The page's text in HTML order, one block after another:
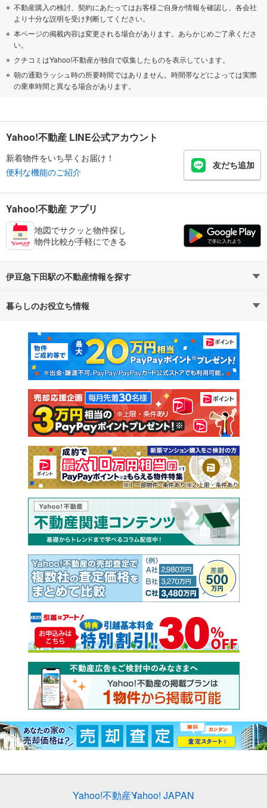
不動産購入の検討、契約にあたってはお客様ご自身が情報を確認し、各会社
より十分な説明を受け判断してください。
本ページの掲載内容は変更される場合があります。あらかじめご了承くださ
い。
クチコミはYahoo!不動産が独自で収集したものを表示しています。
朝の通勤ラッシュ時の所要時間ではありません。時間帯などによっては実際
の乗車時間と異なる場合があります。
Yahoo!不動産 LINE公式アカウント
新着物件をいち早くお届け！
便利な機能のご紹介
友だち追加
Yahoo!不動産 アプリ
地図でサクッと物件探し
物件比較が手軽にできる
伊豆急下田駅の不動産情報を探す
不動産・住宅
新築マンション 中古マンション
新築一戸建て 中古一戸建て
注文住宅 土地
売却査定
暮らしのお役立ち情報
マンションカタログ 教えて！住まいの先生
Yahoo!不動産Yahoo! JAPAN